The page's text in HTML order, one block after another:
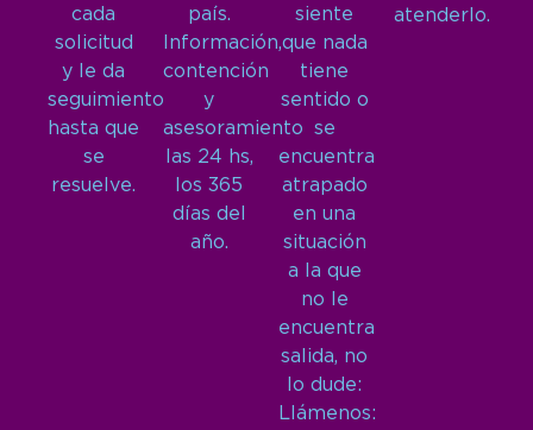
cada
solicitud
y le da
seguimiento
hasta que
se
resuelve.
país.
Información,
contención
y
asesoramiento
las 24 hs,
los 365
días del
año.
siente
que nada
tiene
sentido o
se
encuentra
atrapado
en una
situación
a la que
no le
encuentra
salida, no
lo dude:
Llámenos:
atenderlo.